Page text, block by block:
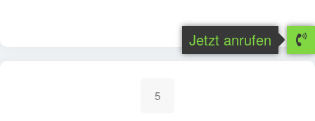
5
Jetzt anrufen